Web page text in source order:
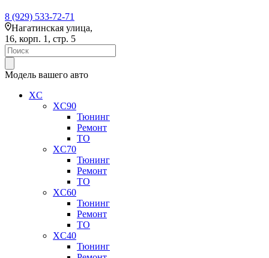
8 (929) 533-72-71
Нагатинская улица,
16, корп. 1, стр. 5
Модель вашего авто
XC
XC90
Тюнинг
Ремонт
ТО
XC70
Тюнинг
Ремонт
ТО
XC60
Тюнинг
Ремонт
ТО
XC40
Тюнинг